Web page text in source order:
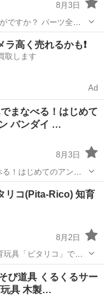
8月3日
キュー
ラ高く売れるかも❗️
取します
Ad
まなべる！はじめて
バンダイ …
8月3日
年06月28日 対象年齢...
ゃ アンパンマン
リコ(Pita-Rico) 知育
8月2日
玩具「ピタリコ」で
ザイヤーW受賞のおも
び道具 くるくるサー
玩具 木製…